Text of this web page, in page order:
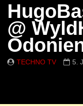
@
TECHNO TV 5.